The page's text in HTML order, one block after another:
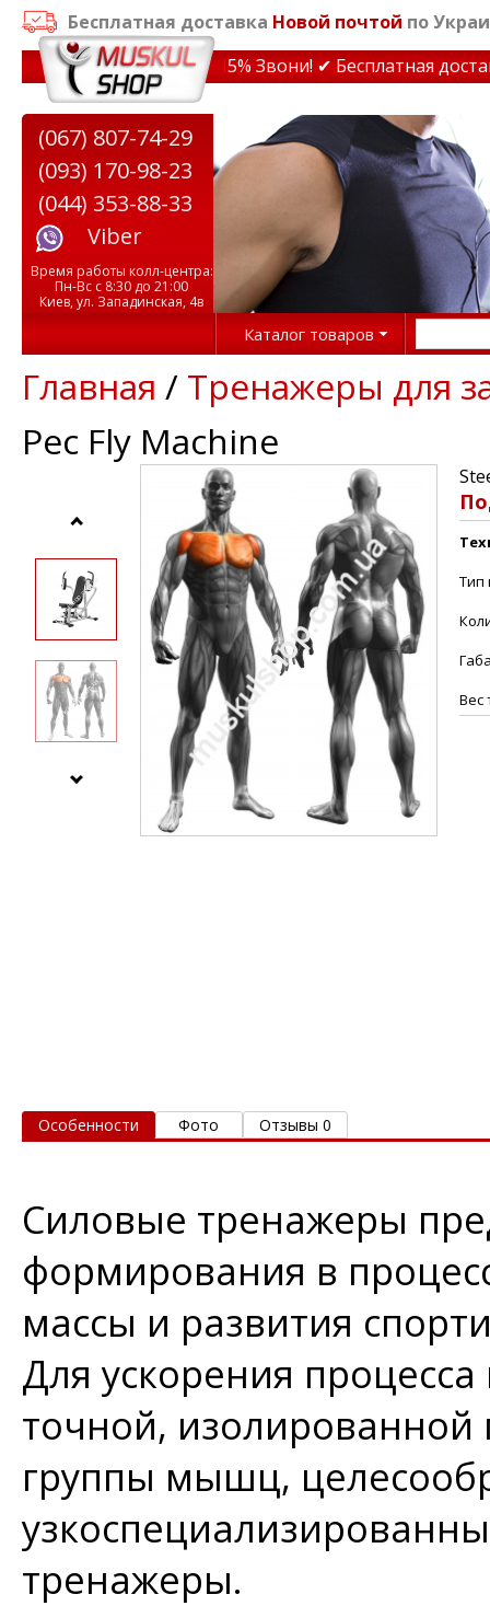
Бесплатная доставка Новой почтой по
на тренажеры до 15% Звони! ✔ Бесплатная
(067) 807-74-29
(093) 170-98-23
(044) 353-88-33
Viber
Время работы колл-центра:
Пн-Вс с 8:30 до 21:00
Киев, ул. Западинская, 4в
Каталог товаров
Главная / Тренажеры для
Pec Fly Machine
Тип
Вес
Особенности Фото Отзывы 0
Силовые тренажеры
формирования в
массы и развития
Для ускорения
точной,
группы мышц,
тренажеры.